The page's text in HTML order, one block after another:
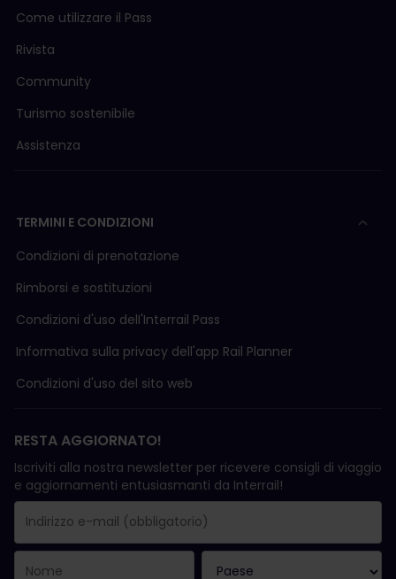
Come utilizzare il Pass
Rivista
Community
Turismo sostenibile
Assistenza
TERMINI E CONDIZIONI
Condizioni di prenotazione
Rimborsi e sostituzioni
Condizioni d'uso delI'Interrail Pass
Informativa sulla privacy dell'app Rail Planner
Condizioni d'uso del sito web
RESTA AGGIORNATO!
Iscriviti alla nostra newsletter per ricevere consigli di viaggio
e aggiornamenti entusiasmanti da Interrail!